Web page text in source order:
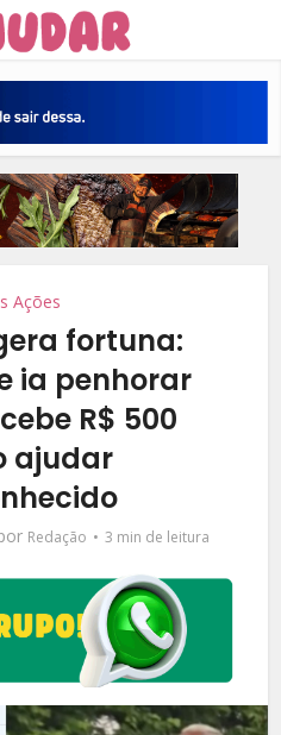
Ações
fortuna:
ia penhorar
R$ 500
ajudar
Redação 3 min de leitura